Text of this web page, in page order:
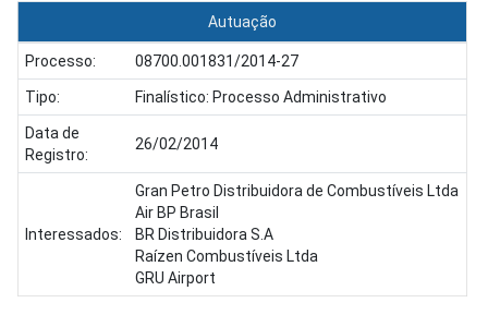
Autuação
Processo: 08700.001831/2014-27
Tipo: Finalístico: Processo Administrativo
Data de
Registro:
26/02/2014
Interessados:
Gran Petro Distribuidora de Combustíveis Ltda
Air BP Brasil
BR Distribuidora S.A
Raízen Combustíveis Ltda
GRU Airport